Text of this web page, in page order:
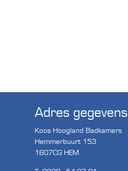
Adres gegevens
Koos Hoogland Badkamers
Hemmerbuurt 153
1607CG HEM